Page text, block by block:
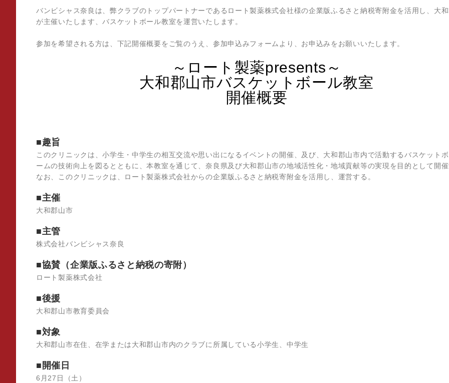
バンビシャス奈良は、弊クラブのトップパートナーであるロート製薬株式会社様の企業版ふるさと納税寄附金を活用し、大
が主催いたします、バスケットボール教室を運営いたします。
参加を希望される方は、下記開催概要をご覧のうえ、参加申込みフォームより、お申込みをお願いいたします。
～ロート製薬presents～
大和郡山市バスケットボール教室
開催概要
■趣旨
このクリニックは、小学生・中学生の相互交流や思い出になるイベントの開催、及び、大和郡山市内で活動するバスケット
ームの技術向上を図るとともに、本教室を通じて、奈良県及び大和郡山市の地域活性化・地域貢献等の実現を目的として開
なお、このクリニックは、ロート製薬株式会社からの企業版ふるさと納税寄附金を活用し、運営する。
■主催
大和郡山市
■主管
株式会社バンビシャス奈良
■協賛（企業版ふるさと納税の寄附）
ロート製薬株式会社
■後援
大和郡山市教育委員会
■対象
大和郡山市在住、在学または大和郡山市内のクラブに所属している小学生、中学生
■開催日
6月27日（土）